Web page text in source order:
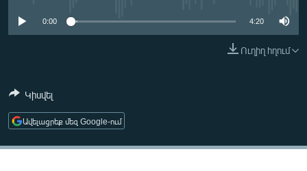
ՄԻՋԱԶԳԱՅԻՆ
ՄԵԿՆԱԲԱՆՈՒԹՅՈՒՆ
ՏՏ ԵՒ ԻՆՏԵՐՆԵՏ
0:00 4:20
Ուղիղ հղում
Կիսվել
Ավելացրեք մեզ Google-ում